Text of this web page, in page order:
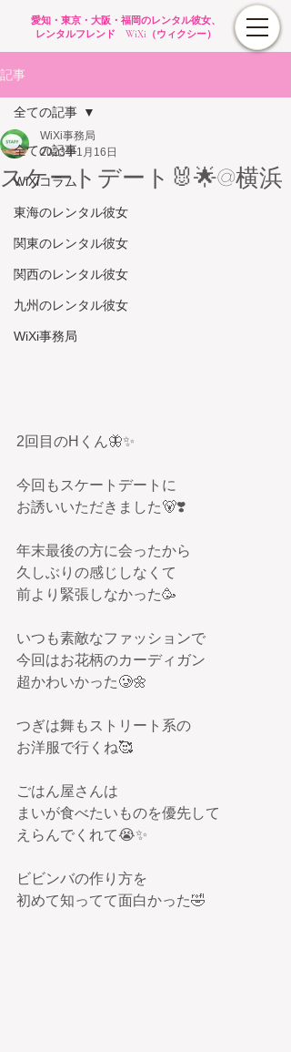
愛知・東京・大阪・福岡のレンタル彼女、
レンタルフレンド WiXi（ウィクシー）
記事
全ての記事
WiXiコラム
東海のレンタル彼女
関東のレンタル彼女
関西のレンタル彼女
九州のレンタル彼女
WiXi事務局
全ての記事
スケートデート🐰🌟@横浜
WiXi事務局
2023年1月16日
2回目のHくん🦋✨
今回もスケートデートに
お誘いいただきました🐻❣️
年末最後の方に会ったから
久しぶりの感じしなくて
前より緊張しなかった🥳
いつも素敵なファッションで
今回はお花柄のカーディガン
超かわいかった🥲🌼
つぎは舞もストリート系の
お洋服で行くね🥰
ごはん屋さんは
まいが食べたいものを優先して
えらんでくれて😭✨
ビビンバの作り方を
初めて知ってて面白かった🤣